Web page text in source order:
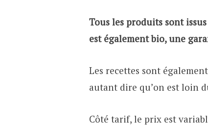
Tous les produits sont
est également bio, une
Les recettes sont
autant dire qu’on est loin
Côté tarif, le prix est